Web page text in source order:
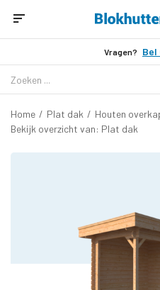
Vragen? Bel
Home / Plat dak / Houten
Bekijk overzicht van: Plat dak